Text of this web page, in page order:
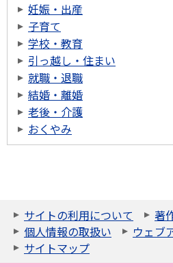
妊娠・出産
子育て
学校・教育
引っ越し・住まい
就職・退職
結婚・離婚
老後・介護
おくやみ
サイトの利用について
著
個人情報の取扱い
ウェブ
サイトマップ